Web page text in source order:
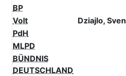
BP
Volt
Dziajlo, Sven
PdH
MLPD
BÜNDNIS
DEUTSCHLAND